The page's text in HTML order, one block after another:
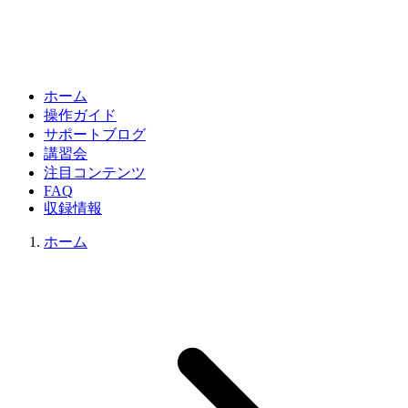
ホーム
操作ガイド
サポートブログ
講習会
注目コンテンツ
FAQ
収録情報
ホーム